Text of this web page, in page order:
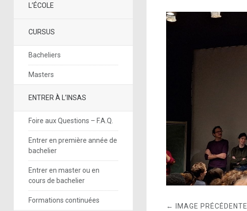
L’ÉCOLE
CURSUS
Bacheliers
Masters
ENTRER À L’INSAS
Foire aux Questions – F.A.Q.
Entrer en première année de
bachelier
Entrer en master ou en
cours de bachelier
Formations continuées
← IMAGE PRÉCÉDENTE